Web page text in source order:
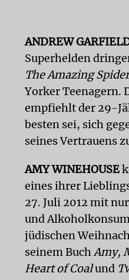
ANDREW
Superhelden
The Amazing
Yorker Teenagern.
empfiehlt der 29-
besten sei, sich
seines Vertrauens
AMY WINEHOUSE
eines ihrer
27. Juli 2012 mit
und
jüdischen
seinem BuchAmy,
Heart of Coalund